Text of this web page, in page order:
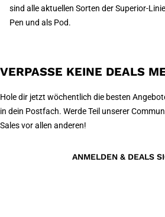
sind alle aktuellen Sorten der Superior-
Pen und als Pod.
VERPASSE KEINE DEALS
Hole dir jetzt wöchentlich die besten
in dein Postfach. Werde Teil unserer
Sales vor allen anderen!
ANMELDEN & DEALS